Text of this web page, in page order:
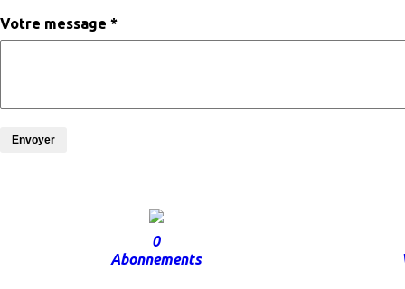
Votre message *
Envoyer
0
Abonnements